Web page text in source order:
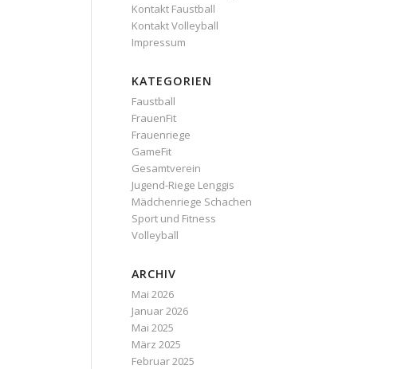
Kontakt Faustball
Kontakt Volleyball
Impressum
KATEGORIEN
Faustball
FrauenFit
Frauenriege
GameFit
Gesamtverein
Jugend-Riege Lenggis
Mädchenriege Schachen
Sport und Fitness
Volleyball
ARCHIV
Mai 2026
Januar 2026
Mai 2025
März 2025
Februar 2025